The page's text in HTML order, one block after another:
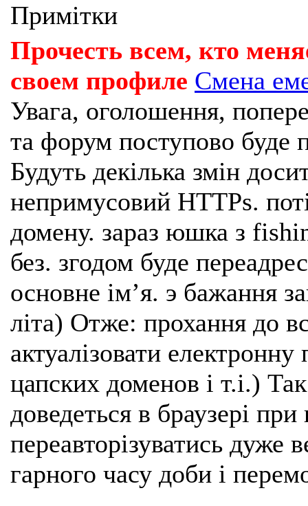
Примітки
Прочесть всем, кто
своем профиле Смена
Увага, оголошення,
та форум поступово буде
Будуть декілька змін
непримусовий HTTPs.
домену. зараз юшка з
без. згодом буде
основне імʼя. э бажання
літа) Отже: прохання до
актуалізовати
цапских доменов і т.і.)
доведеться в браузері
переавторізуватись
гарного часу доби і